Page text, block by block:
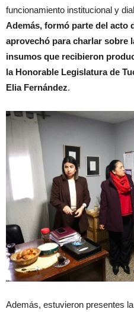
funcionamiento institucional y
Además, formó parte del acto
aprovechó para charlar sobre
insumos que recibieron
la Honorable Legislatura de
Elia Fernández.
Además, estuvieron presentes